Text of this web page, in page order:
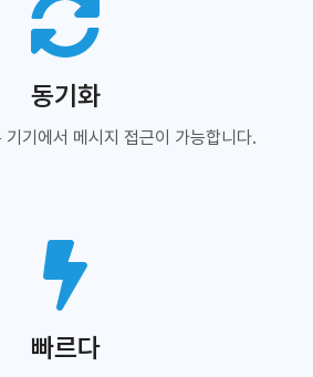
동기화
기기에서 메시지 접근이 가능합니다.
빠르다